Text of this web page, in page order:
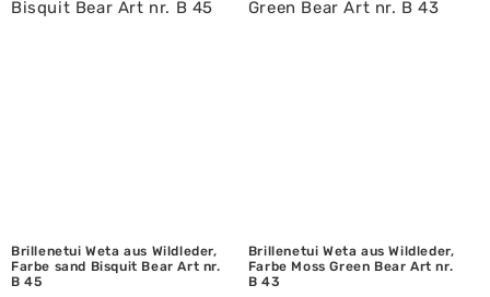
Brillenetui Weta aus Wildleder,
Farbe sand Bisquit Bear Art nr.
B 45
Brillenetui Weta aus Wildleder,
Farbe Moss Green Bear Art nr.
B 43